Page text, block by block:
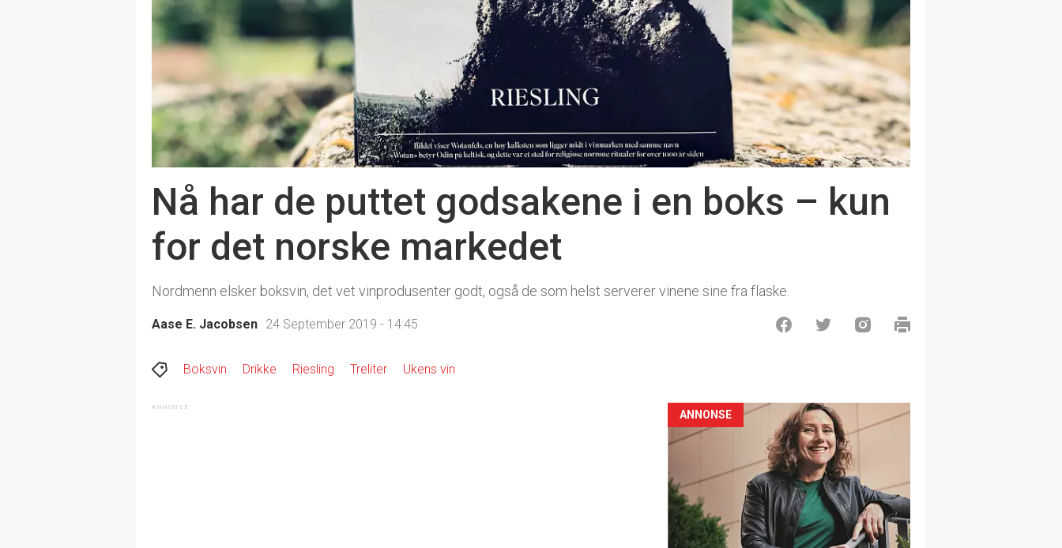
Nå har de puttet godsakene i en boks – kun
for det norske markedet
Nordmenn elsker boksvin, det vet vinprodusenter godt, også de som helst serverer vinene sine fra flaske.
Aase E. Jacobsen 24 September 2019 - 14:45
Boksvin Drikke Riesling Treliter Ukens vin
ANNONSE